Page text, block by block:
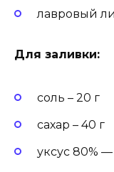
лавровый
Для заливки:
соль – 20 г
сахар – 40 г
уксус 80%